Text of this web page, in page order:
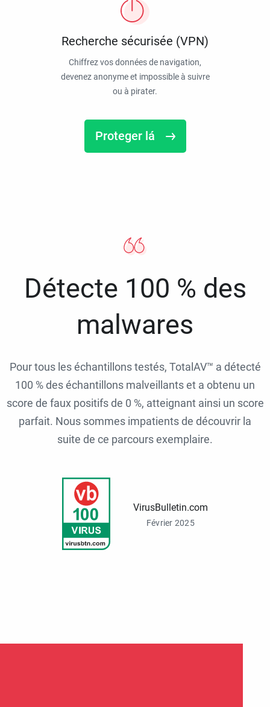
Recherche sécurisée (VPN)
Chiffrez vos données de navigation,
devenez anonyme et impossible à suivre
ou à pirater.
Proteger lá
Détecte 100 % des
malwares
Pour tous les échantillons testés, TotalAV™ a détecté
100 % des échantillons malveillants et a obtenu un
score de faux positifs de 0 %, atteignant ainsi un score
parfait. Nous sommes impatients de découvrir la
suite de ce parcours exemplaire.
VirusBulletin.com
Février 2025